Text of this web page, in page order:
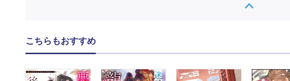
こちらもおすすめ